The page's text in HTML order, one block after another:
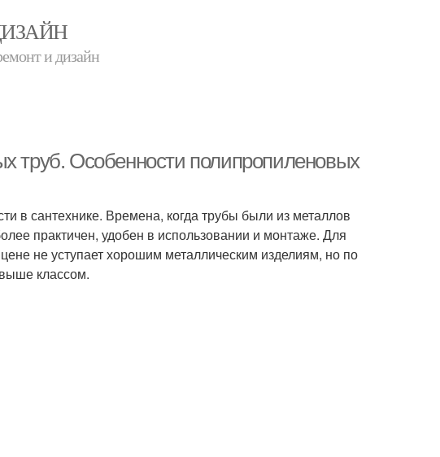
и дизайн
труб. Особенности полипропиленовых
в сантехнике. Времена, когда трубы были из металлов
практичен, удобен в использовании и монтаже. Для
не уступает хорошим металлическим изделиям, но по
классом.